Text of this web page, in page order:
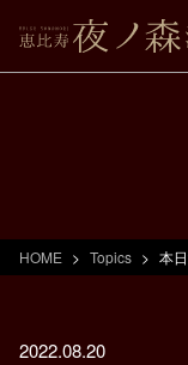
HOME Topics 本
2022.08.20